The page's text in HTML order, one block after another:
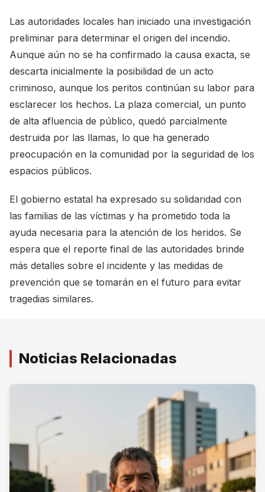
Las autoridades locales han iniciado una investigación
preliminar para determinar el origen del incendio.
Aunque aún no se ha confirmado la causa exacta, se
descarta inicialmente la posibilidad de un acto
criminoso, aunque los peritos continúan su labor para
esclarecer los hechos. La plaza comercial, un punto
de alta afluencia de público, quedó parcialmente
destruida por las llamas, lo que ha generado
preocupación en la comunidad por la seguridad de los
espacios públicos.
El gobierno estatal ha expresado su solidaridad con
las familias de las víctimas y ha prometido toda la
ayuda necesaria para la atención de los heridos. Se
espera que el reporte final de las autoridades brinde
más detalles sobre el incidente y las medidas de
prevención que se tomarán en el futuro para evitar
tragedias similares.
Noticias Relacionadas